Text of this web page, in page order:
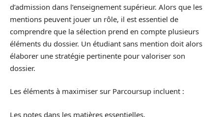
d’admission dans l’enseignement supérieur. Alors que les
mentions peuvent jouer un rôle, il est essentiel de
comprendre que la sélection prend en compte plusieurs
éléments du dossier. Un étudiant sans mention doit alors
élaborer une stratégie pertinente pour valoriser son
dossier.
Les éléments à maximiser sur Parcoursup incluent :
Les notes dans les matières essentielles.